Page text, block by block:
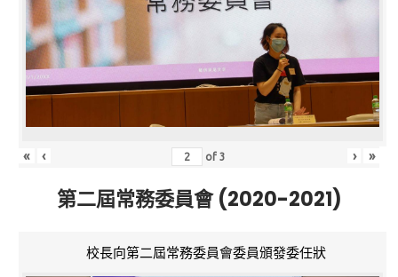
« ‹ of3 › »
第二屆常務委員會 (2020-2021)
校長向第二屆常務委員會委員頒發委任狀